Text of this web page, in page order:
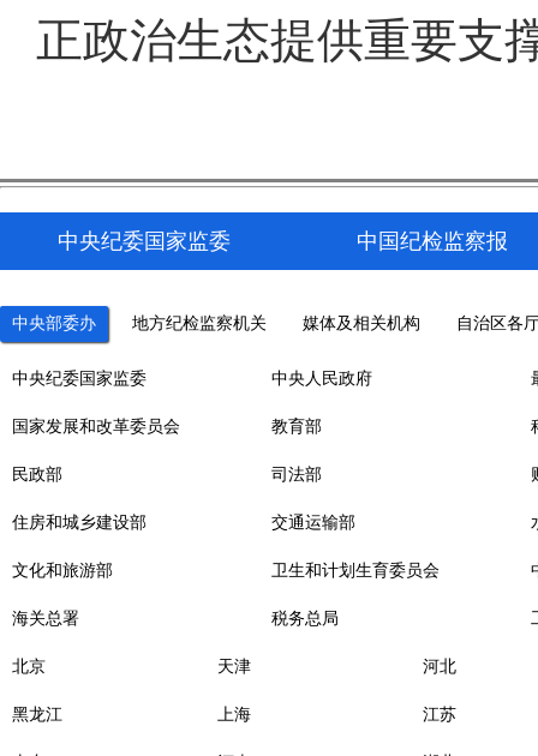
正政治生态提供重要支
中央纪委国家监委 中国纪检监察报
中央部委办 地方纪检监察机关 媒体及相关机构 自治区各
中央纪委国家监委 中央人民政府
国家发展和改革委员会 教育部
民政部 司法部
住房和城乡建设部 交通运输部
文化和旅游部 卫生和计划生育委员会
海关总署 税务总局
北京 天津 河北
黑龙江 上海 江苏